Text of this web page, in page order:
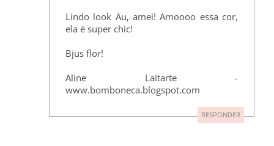
Lindo look Au, amei! Amoooo essa cor,
ela é super chic!
Bjus flor!
Aline Laitarte -
www.bomboneca.blogspot.com
RESPONDER